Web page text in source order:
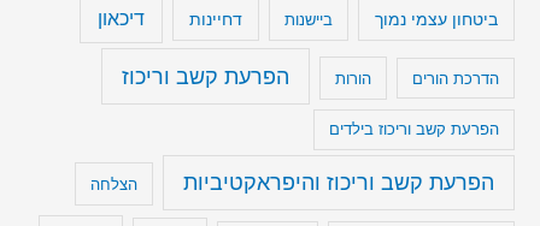
ביטחון עצמי נמוך ביישנות דחיינות דיכאון
הדרכת הורים הורות הפרעת קשב וריכוז
הפרעת קשב וריכוז בילדים
הפרעת קשב וריכוז והיפראקטיביות הצלחה